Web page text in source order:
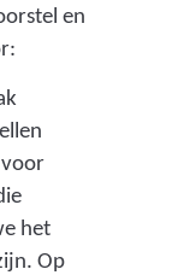
p
d
i
e
g
e
en
het
Op